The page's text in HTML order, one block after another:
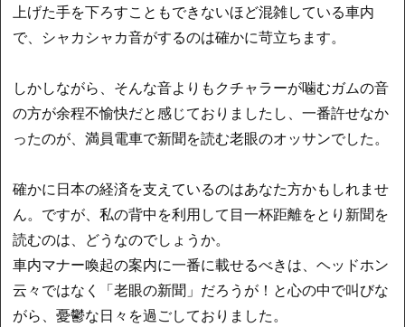
上げた手を下ろすこともできないほど混雑している車内
で、シャカシャカ音がするのは確かに苛立ちます。
しかしながら、そんな音よりもクチャラーが噛むガムの音
の方が余程不愉快だと感じておりましたし、一番許せなか
ったのが、満員電車で新聞を読む老眼のオッサンでした。
確かに日本の経済を支えているのはあなた方かもしれませ
ん。ですが、私の背中を利用して目一杯距離をとり新聞を
読むのは、どうなのでしょうか。
車内マナー喚起の案内に一番に載せるべきは、ヘッドホン
云々ではなく「老眼の新聞」だろうが！と心の中で叫びな
がら、憂鬱な日々を過ごしておりました。